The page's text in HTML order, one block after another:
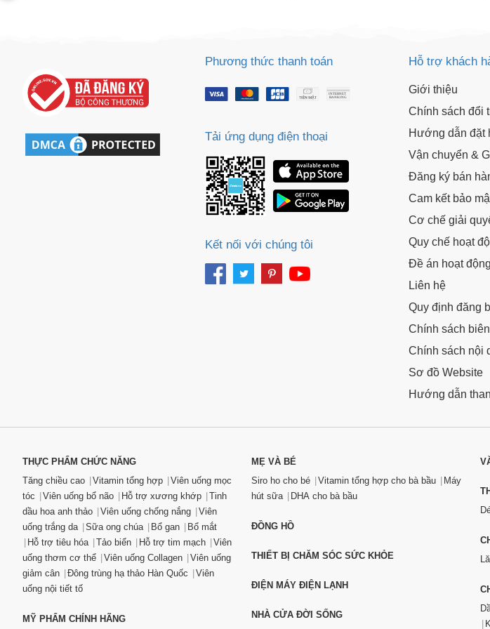
Phương thức thanh toán
Tải ứng dụng điện thoại
Kết nối với chúng tôi
Hỗ trợ khách
Giới thiệu
Chính sách đổi
Hướng dẫn đặt
Vận chuyển &
Đăng ký bán
Cam kết bảo
Cơ chế giải
Quy chế hoạt
Đề án hoạt động
Liên hệ
Quy định đăng
Chính sách
Chính sách nội
Sơ đồ Website
Hướng dẫn
THỰC PHẨM CHỨC NĂNG
Tăng chiều cao
Vitamin tổng hợp
Viên uống mọc
tóc
Viên uống bổ não Hỗ trợ xương khớp
Tinh
dầu hoa anh thảo
Viên uống chống nắng
Viên
uống trắng da
Sữa ong chúa Bổ gan
Bổ mắt
Hỗ trợ tiêu hóa
Tảo biển Hỗ trợ tim mạch
Viên
uống thơm cơ thể
Viên uống Collagen
Viên uống
giảm cân
Đông trùng hạ thảo Hàn Quốc
Viên
uống nội tiết tố
MỸ PHẨM CHÍNH HÃNG
MẸ VÀ BÉ
Siro ho cho bé
Vitamin tổng hợp cho bà bầu
Máy
hút sữa
DHA cho bà bầu
ĐỒNG HỒ
THIẾT BỊ CHĂM SÓC SỨC KHỎE
ĐIỆN MÁY ĐIỆN LẠNH
NHÀ CỬA ĐỜI SỐNG